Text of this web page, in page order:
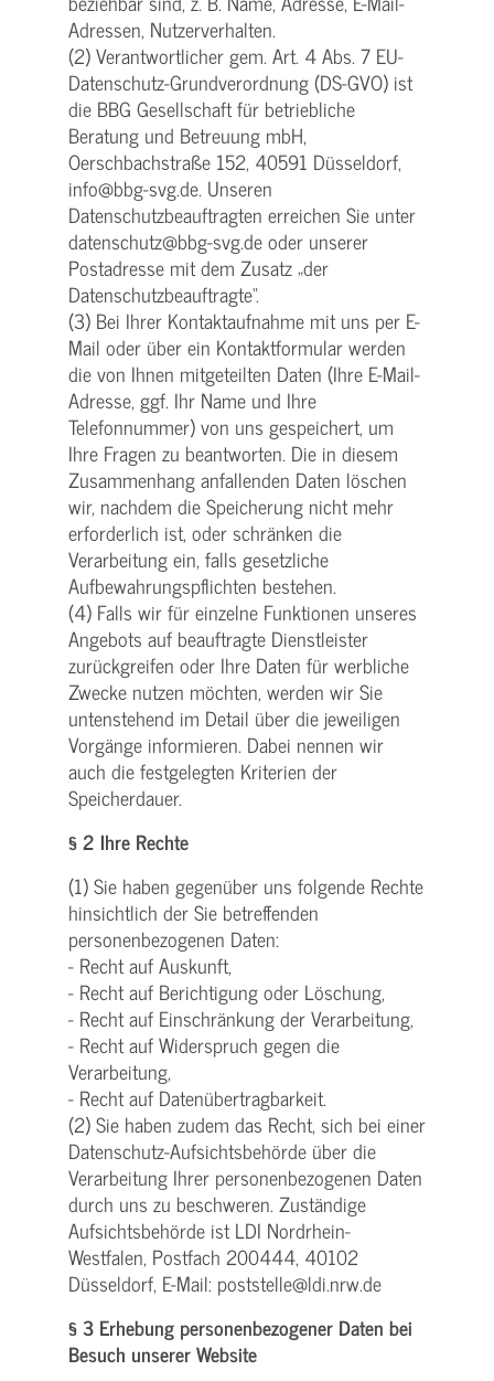
Adressen, Nutzerverhalten.
(2) Verantwortlicher gem. Art. 4 Abs. 7 EU-
Datenschutz-Grundverordnung (DS-GVO) ist
die BBG Gesellschaft für betriebliche
Beratung und Betreuung mbH,
Oerschbachstraße 152, 40591 Düsseldorf,
info@bbg-svg.de. Unseren
Datenschutzbeauftragten erreichen Sie unter
datenschutz@bbg-svg.de oder unserer
Postadresse mit dem Zusatz „der
Datenschutzbeauftragte“.
(3) Bei Ihrer Kontaktaufnahme mit uns per E-
Mail oder über ein Kontaktformular werden
die von Ihnen mitgeteilten Daten (Ihre E-Mail-
Adresse, ggf. Ihr Name und Ihre
Telefonnummer) von uns gespeichert, um
Ihre Fragen zu beantworten. Die in diesem
Zusammenhang anfallenden Daten löschen
wir, nachdem die Speicherung nicht mehr
erforderlich ist, oder schränken die
Verarbeitung ein, falls gesetzliche
Aufbewahrungspflichten bestehen.
(4) Falls wir für einzelne Funktionen unseres
Angebots auf beauftragte Dienstleister
zurückgreifen oder Ihre Daten für werbliche
Zwecke nutzen möchten, werden wir Sie
untenstehend im Detail über die jeweiligen
Vorgänge informieren. Dabei nennen wir
auch die festgelegten Kriterien der
Speicherdauer.
§ 2 Ihre Rechte
(1) Sie haben gegenüber uns folgende Rechte
hinsichtlich der Sie betreffenden
personenbezogenen Daten:
- Recht auf Auskunft,
- Recht auf Berichtigung oder Löschung,
- Recht auf Einschränkung der Verarbeitung,
- Recht auf Widerspruch gegen die
Verarbeitung,
- Recht auf Datenübertragbarkeit.
(2) Sie haben zudem das Recht, sich bei einer
Datenschutz-Aufsichtsbehörde über die
Verarbeitung Ihrer personenbezogenen Daten
durch uns zu beschweren. Zuständige
Aufsichtsbehörde ist LDI Nordrhein-
Westfalen, Postfach 200444, 40102
Düsseldorf, E-Mail: poststelle@ldi.nrw.de
§ 3 Erhebung personenbezogener Daten bei
Besuch unserer Website